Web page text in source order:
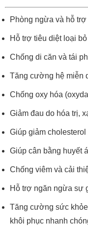
Phòng ngừa và hỗ
Hỗ trợ tiêu diệt loại
Chống di căn và tái
Tăng cường hệ miễn
Chống oxy hóa
Giảm đau do hóa trị,
Giúp giảm cholesterol
Giúp cân bằng huyết
Chống viêm và cải
Hỗ trợ ngăn ngừa sự
Tăng cường sức
khôi phục nhanh